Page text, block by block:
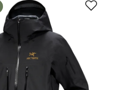
en god oversikt på sine
at de holder i årevis.
men har utvidet kraftig
du norges beste utvalg av
produktene.